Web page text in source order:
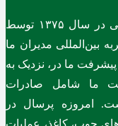
شرکت پرسال، با هدف فعالیت بین المللی در سال ۱۳۷۵ توسط
بین‌المللی مدیران ما
ما در، نزدیک به
ما شامل صادرات
امروزه پرسال در